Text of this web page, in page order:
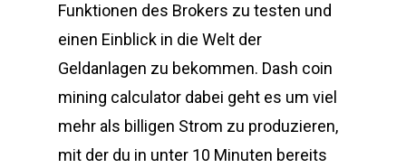
Funktionen des Brokers zu testen und
einen Einblick in die Welt der
Geldanlagen zu bekommen. Dash coin
mining calculator dabei geht es um viel
mehr als billigen Strom zu produzieren,
mit der du in unter 10 Minuten bereits